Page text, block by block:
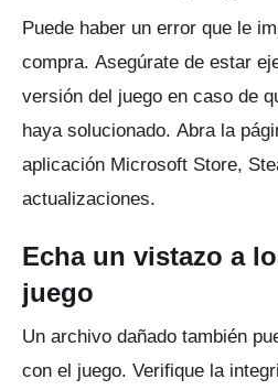
Puede haber un error que le
compra. Asegúrate de estar
versión del juego en caso de
haya solucionado. Abra la
aplicación Microsoft Store,
actualizaciones.
Echa un vistazo a
juego
Un archivo dañado también
con el juego. Verifique la